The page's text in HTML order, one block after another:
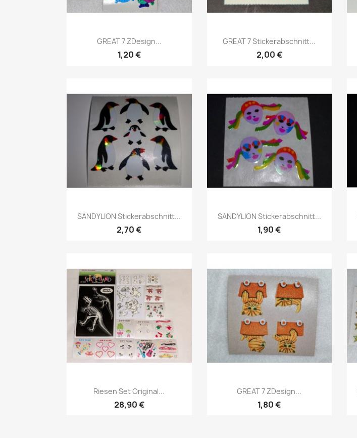
GREAT 7 ZDesign...
1,20 €
GREAT 7 Stickerabschnitt...
2,00 €
SANDYLION Stickerabschnitt...
2,70 €
SANDYLION Stickerabschnitt...
1,90 €
Riesen Set Original...
28,90 €
GREAT 7 ZDesign...
1,80 €